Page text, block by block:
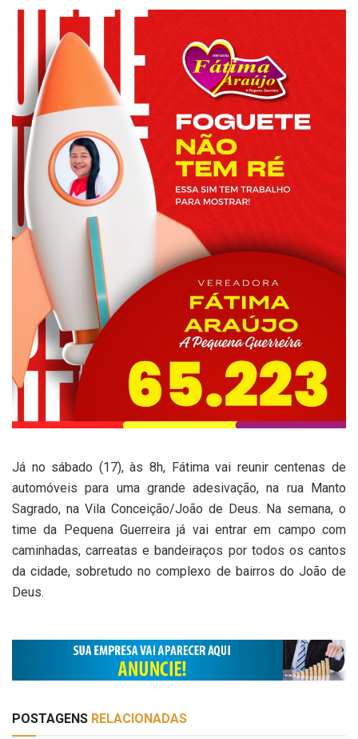
Já no sábado (17), às 8h, Fátima vai reunir centenas de
automóveis para uma grande adesivação, na rua Manto
Sagrado, na Vila Conceição/João de Deus. Na semana, o
time da Pequena Guerreira já vai entrar em campo com
caminhadas, carreatas e bandeiraços por todos os cantos
da cidade, sobretudo no complexo de bairros do João de
Deus.
POSTAGENS RELACIONADAS